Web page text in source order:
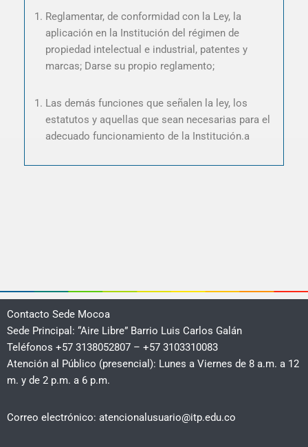
Reglamentar, de conformidad con la Ley, la
aplicación en la Institución del régimen de
propiedad intelectual e industrial, patentes y
marcas; Darse su propio reglamento;
Las demás funciones que señalen la ley, los
estatutos y aquellas que sean necesarias para el
adecuado funcionamiento de la Institución.a
Contacto Sede Mocoa
Sede Principal: “Aire Libre” Barrio Luis Carlos Galán
Teléfonos +57 3138052807 – +57 3103310083
Atención al Público (presencial): Lunes a Viernes de 8 a.m. a 12
m. y de 2 p.m. a 6 p.m.
Correo electrónico: atencionalusuario@itp.edu.co